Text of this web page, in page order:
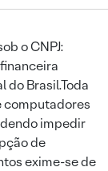
o CNPJ:
do Brasil.Toda
computadores
impedir
de
exime-se de